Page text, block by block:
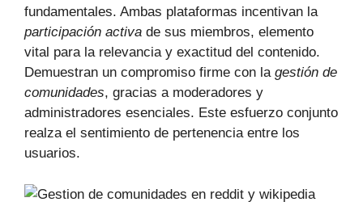
fundamentales. Ambas plataformas incentivan la
participación activa de sus miembros, elemento
vital para la relevancia y exactitud del contenido.
Demuestran un compromiso firme con la gestión de
comunidades, gracias a moderadores y
administradores esenciales. Este esfuerzo conjunto
realza el sentimiento de pertenencia entre los
usuarios.